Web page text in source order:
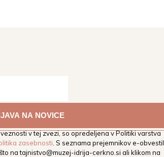
da vas Mestni muzej Idrija na vaš
v tej zvezi, so opredeljena v Politiki varstva
zasebnosti . S seznama prejemnikov e-obvestil
natajnistvo@muzej-idrija-cerkno.si ali klikom na